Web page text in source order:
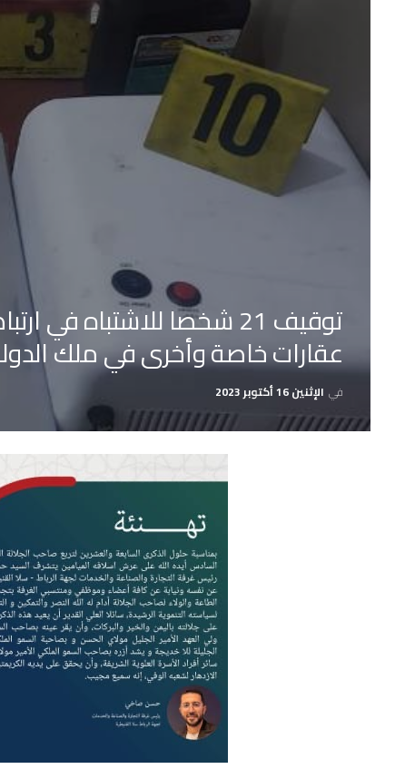
توقيف 21 شخصا
عقارات خاصة وأخرى في ملك
في الإثنين 16 أكتوبر 2023